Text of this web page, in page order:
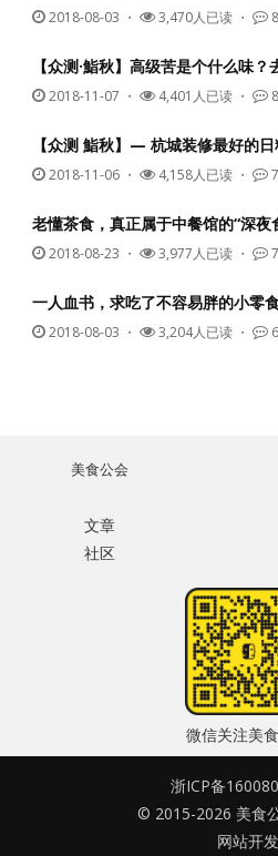
2018-08-03 ・ 3,470人已读 ・
【众测·鮨秋】高级苦是个什么味？
2018-11-07 ・ 4,401人已读 ・
【众测 鮨秋】— 杭城装修最好的
2018-11-06 ・ 4,158人已读 ・
老懂茶食，真正属于中餐馆的“深夜
2018-08-23 ・ 3,977人已读 ・
一人血书，求吃了不容易胖的小零
2018-08-03 ・ 3,204人已读 ・
美食公会
文章
社区
微信关注美
浙ICP备
© 2015-2026 美食
网站开发